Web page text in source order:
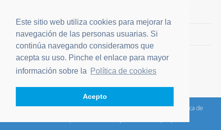
Este sitio web utiliza cookies para mejorar la
navegación de las personas usuarias. Si
continúa navegando consideramos que
acepta su uso. Pinche el enlace para mayor
información sobre la
Política de cookies
Acepto
Soluções
Referências
© Copyright 2026 Sedical -Aviso legal|Política de cookies|
Política de